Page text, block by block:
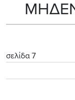
σελίδα 7